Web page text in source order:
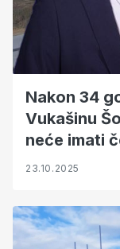
Nakon 34
Vukašinu
neće imati
23.10.2025